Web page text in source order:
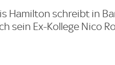
Hamilton schreibt in
sein Ex-Kollege Nico